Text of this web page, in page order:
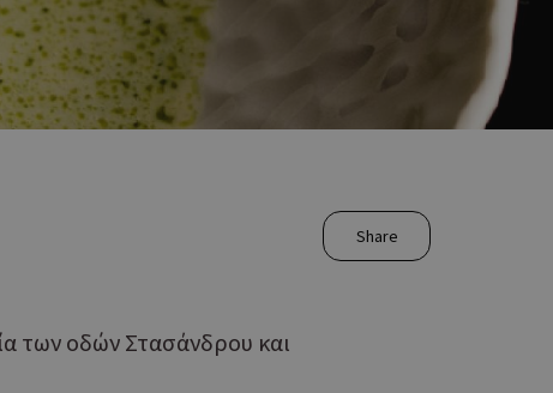
Share
των οδών Στασάνδρου και